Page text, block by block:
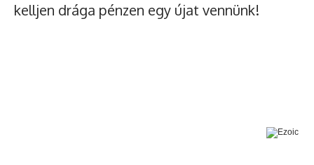
kelljen drága pénzen egy újat vennünk!